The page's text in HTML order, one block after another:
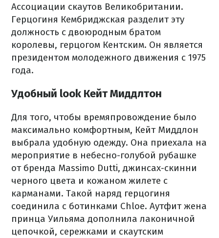
Ассоциации скаутов Великобритании.
Герцогиня Кембриджская разделит эту
должность с двоюродным братом
королевы, герцогом Кентским. Он является
президентом молодежного движения с 1975
года.
Удобный look Кейт Миддлтон
Для того, чтобы времяпровождение было
максимально комфортным, Кейт Миддлон
выбрала удобную одежду. Она приехала на
мероприятие в небесно-голубой рубашке
от бренда Massimo Dutti, джинсах-скинни
черного цвета и кожаном жилете с
карманами. Такой наряд герцогиня
соединила с ботинками Chloe. Аутфит жена
принца Уильяма дополнила лаконичной
цепочкой, сережками и скаутским